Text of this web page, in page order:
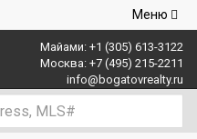
Открыть
Меню
Майами: +1 (305) 613-3122
Москва: +7 (495) 215-2211
info@bogatovrealty.ru